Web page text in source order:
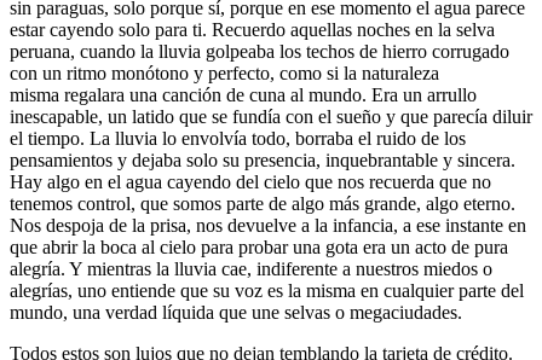
sin paraguas, solo porque sí, porque en ese momento el agua parece
estar cayendo solo para ti. Recuerdo aquellas noches en la selva
peruana, cuando la lluvia golpeaba los techos de hierro corrugado
con un ritmo monótono y perfecto, como si la naturaleza
misma regalara una canción de cuna al mundo. Era un arrullo
inescapable, un latido que se fundía con el sueño y que parecía diluir
el tiempo. La lluvia lo envolvía todo, borraba el ruido de los
pensamientos y dejaba solo su presencia, inquebrantable y sincera.
Hay algo en el agua cayendo del cielo que nos recuerda que no
tenemos control, que somos parte de algo más grande, algo eterno.
Nos despoja de la prisa, nos devuelve a la infancia, a ese instante en
que abrir la boca al cielo para probar una gota era un acto de pura
alegría. Y mientras la lluvia cae, indiferente a nuestros miedos o
alegrías, uno entiende que su voz es la misma en cualquier parte del
mundo, una verdad líquida que une selvas o megaciudades.
Todos estos son lujos que no dejan temblando la tarjeta de crédito.